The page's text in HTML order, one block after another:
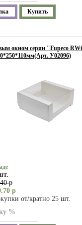
Купить
окном серии "Fupeco
У02096)
р
р
от/кратно 25 шт.
%